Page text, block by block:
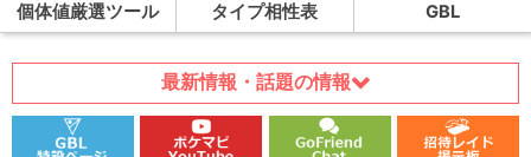
個体値厳選ツール
タイプ相性表 GBL
最新情報・話題の情報